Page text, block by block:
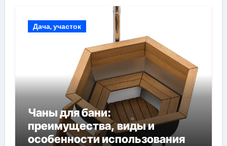
Дача, участок
Чаны для бани:
преимущества, виды и
особенности использования